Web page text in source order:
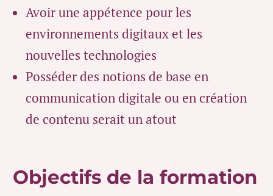
Avoir une appétence pour les
environnements digitaux et les
nouvelles technologies
Posséder des notions de base en
communication digitale ou en création
de contenu serait un atout
Objectifs de la formation